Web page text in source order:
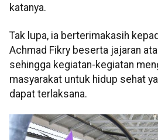
katanya.
Tak lupa, ia berterimakasih
Achmad Fikry beserta jajaran
sehingga kegiatan-kegiatan
masyarakat untuk hidup sehat
dapat terlaksana.